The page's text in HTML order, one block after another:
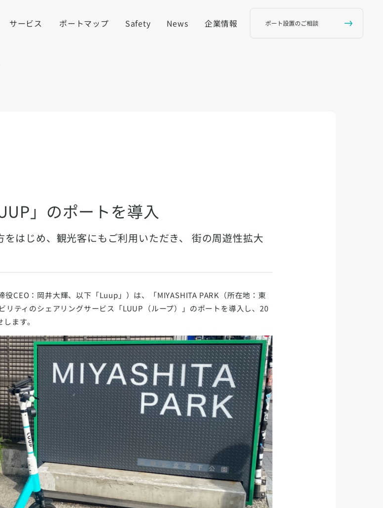
サービス ポートマップ Safety News 企業情報 ポート設置のご相談
」のポートを導入
はじめ、観光客にもご利用いただき、 街の周遊性拡大
CEO：岡井大輝、以下「Luup」）は、「MIYASHITA PARK（所在地：東
ティのシェアリングサービス「LUUP（ループ）」のポートを導入し、20
ます。